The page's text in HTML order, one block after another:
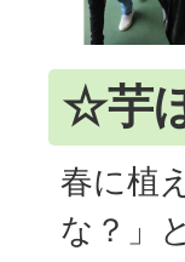
☆芋
春に植
な？」